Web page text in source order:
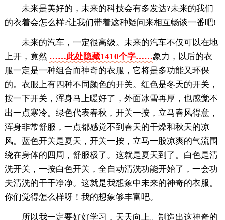
未来是美好的，未来的科技会有多发达?未来的我们
的衣着会怎么样?让我们带着这种疑问来相互畅谈一番吧!
未来的汽车，一定很高级。未来的汽车不仅可以在地
上开，竟然 ……此处隐藏1410个字……象力，以后的衣
服一定是一种组合而神奇的衣服，它将是多功能又环保
的。衣服上有四种不同颜色的开关。红色是冬天的开关，
按一下开关，浑身马上暖好了，外面冰雪再厚，也感觉不
出一点寒冷。绿色代表春秋，开关一按，立马春风得意，
浑身非常舒服，一点都感觉不到春天的干燥和秋天的凉
风。蓝色开关是夏天，开关一按，立马一股凉爽的气流围
绕在身体的四周，舒服极了。这就是夏天到了。白色是清
洗开关，一按白色开关，全自动清洗功能开始了，一会功
夫清洗的干干净净。这就是我想象中未来的神奇的衣服。
你们觉得怎么样呀！我的想象够丰富吧。
所以我一定要好好学习，天天向上。制造出这神奇的